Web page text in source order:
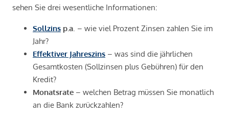
sehen Sie drei wesentliche Informationen:
Sollzins p.a . – wie viel Prozent Zinsen zahlen Sie im
Jahr?
Effektiver Jahreszins – was sind die jährlichen
Gesamtkosten (Sollzinsen plus Gebühren) für den
Kredit?
Monatsrate – welchen Betrag müssen Sie monatlich
an die Bank zurückzahlen?